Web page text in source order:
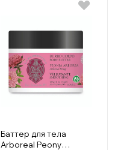
Баттер для тела
Arboreal Peony